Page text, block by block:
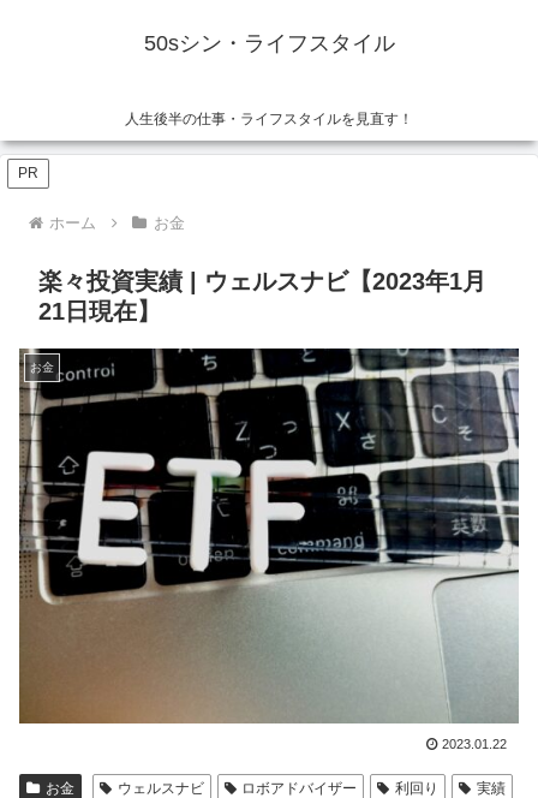
50sシン・ライフスタイル
人生後半の仕事・ライフスタイルを見直す！
PR
ホーム お金
楽々投資実績 | ウェルスナビ【2023年1月
21日現在】
お金
2023.01.22
お金 ウェルスナビ ロボアドバイザー 利回り
実績